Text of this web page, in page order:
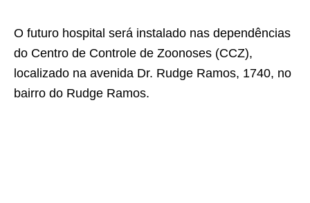
O futuro hospital será instalado nas dependências
do Centro de Controle de Zoonoses (CCZ),
localizado na avenida Dr. Rudge Ramos, 1740, no
bairro do Rudge Ramos.